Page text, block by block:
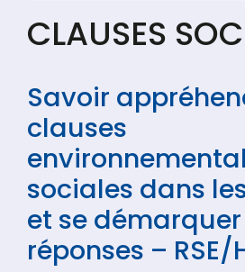
CLAUSES
Savoir
clauses
sociales dans
et se
réponses – RSE/